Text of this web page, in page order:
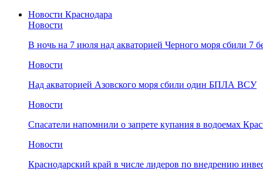
Новости Краснодара
Новости
В ночь на 7 июля над акваторией Черного моря сбили 7
Новости
Над акваторией Азовского моря сбили один БПЛА ВСУ
Новости
Спасатели напомнили о запрете купания в водоемах
Новости
Краснодарский край в числе лидеров по внедрению